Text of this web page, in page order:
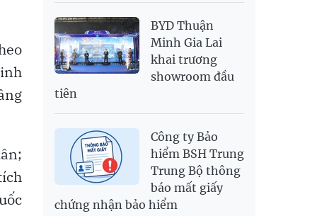
BYD Thuận
Minh Gia Lai
khai trương
showroom đầu
tiên
Công ty Bảo
hiểm BSH Trung
Trung Bộ thông
báo mất giấy
chứng nhận bảo hiểm